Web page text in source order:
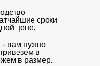
-
сроки
цене.
- вам нужно
в
в размер.